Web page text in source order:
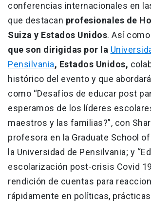
conferencias internacionales en
que destacan profesionales de
Suiza y Estados Unidos. Así como
que son dirigidas por la
Pensilvania, Estados Unidos,
histórico del evento y que
como “Desafíos de educar post
esperamos de los líderes
maestros y las familias?”, con
profesora en la Graduate School
la Universidad de Pensilvania; y
escolarización post-crisis Covid
rendición de cuentas para
rápidamente en políticas,